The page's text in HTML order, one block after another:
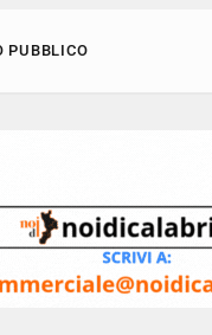
PUBBLICO